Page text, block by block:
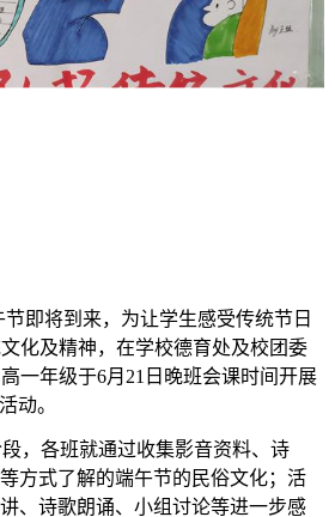
即将到来，为让学生感受传统节日
化及精神，在学校德育处及校团委
一年级于6月21日晚班会课时间开展
动。
，各班就通过收集影音资料、诗
方式了解的端午节的民俗文化；活
、诗歌朗诵、小组讨论等进一步感